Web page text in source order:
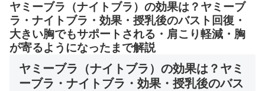
ヤミーブラ（ナイトブラ）の効果は？ヤミーブ
ラ・ナイトブラ・効果・授乳後のバスト回復・
大きい胸でもサポートされる・肩こり軽減・胸
が寄るようになったまで解説
ヤミーブラ（ナイトブラ）の効果は？ヤミ
ーブラ・ナイトブラ・効果・授乳後のバス